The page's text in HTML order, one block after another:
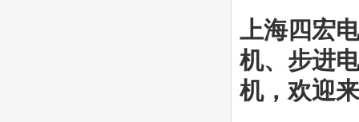
上海四宏
机、步进
机，欢迎